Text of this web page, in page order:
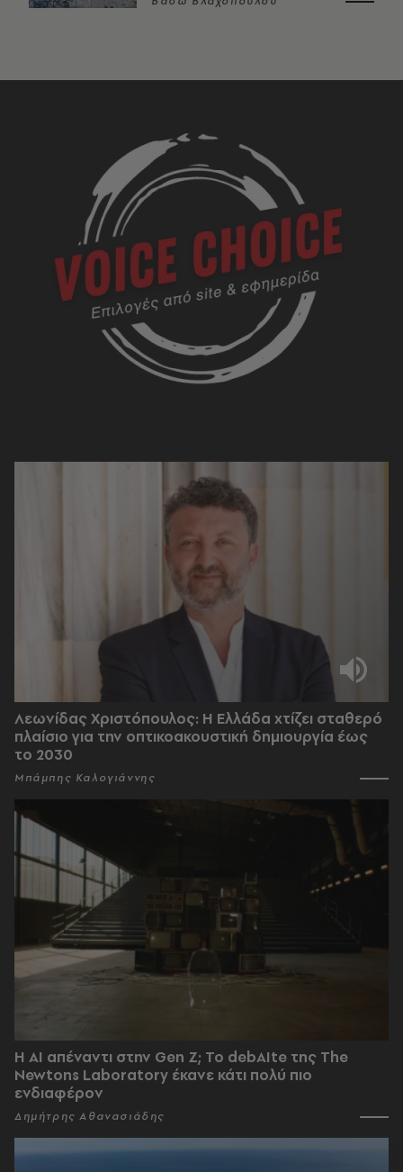
Λεωνίδας Χριστόπουλος: Η Ελλάδα χτίζει σταθερό
πλαίσιο για την οπτικοακουστική δημιουργία έως
το 2030
Μπάμπης Καλογιάννης
Η AI απέναντι στην Gen Z; Το debAIte της The
Newtons Laboratory έκανε κάτι πολύ πιο
ενδιαφέρον
Δημήτρης Αθανασιάδης